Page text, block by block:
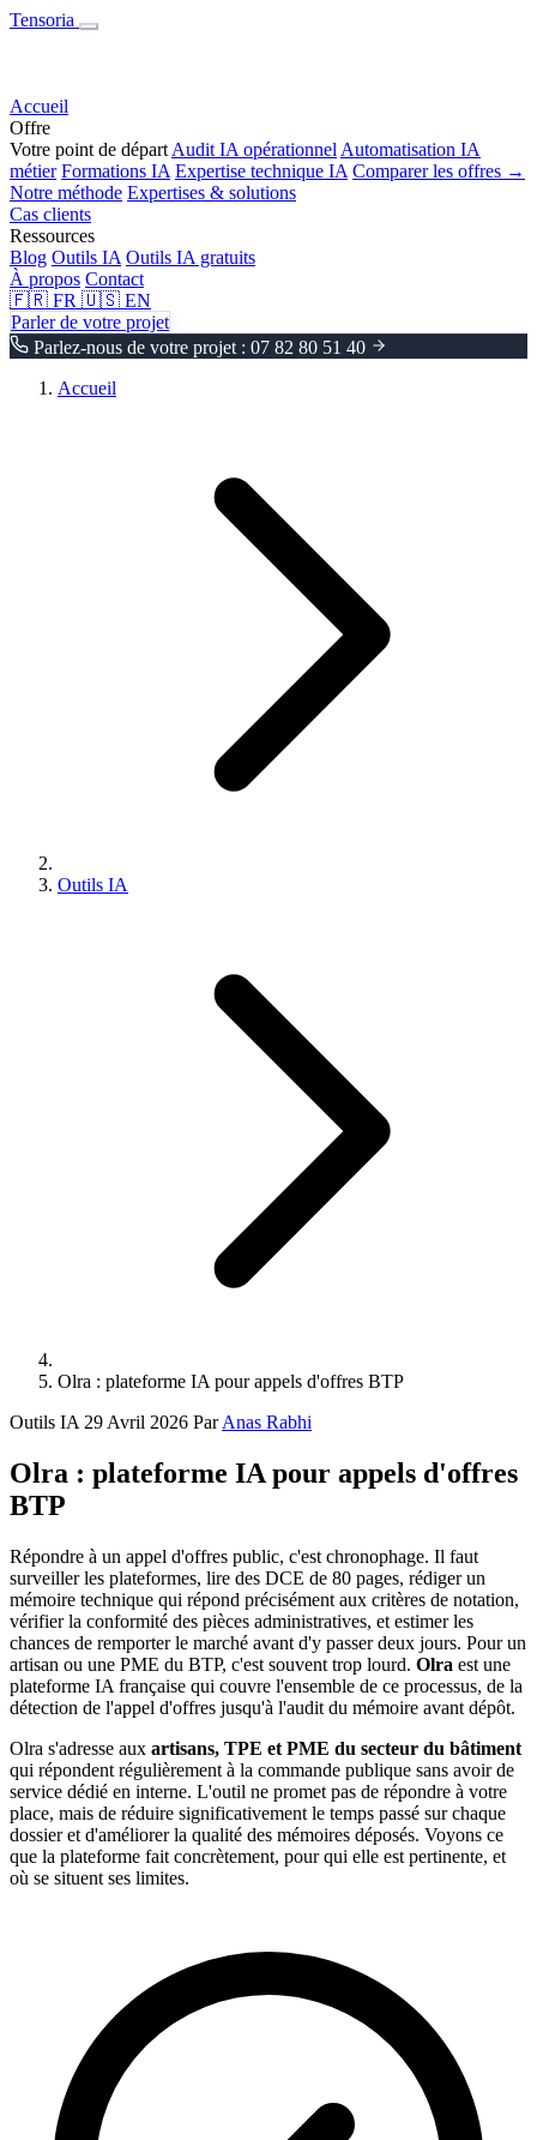
Tensoria
Accueil
Offre
Votre point de départ Audit IA opérationnel Automatisation IA
métier Formations IA Expertise technique IA Comparer les offres →
Notre méthode Expertises & solutions
Cas clients
Ressources
Blog Outils IA Outils IA gratuits
À propos Contact
🇫🇷 FR 🇺🇸 EN
Parler de votre projet
Parlez-nous de votre projet : 07 82 80 51 40
Accueil
Outils IA
Olra : plateforme IA pour appels d'offres BTP
Outils IA 29 Avril 2026 ParAnas Rabhi
Olra : plateforme IA pour appels d'offres
BTP
Répondre à un appel d'offres public, c'est chronophage. Il faut
surveiller les plateformes, lire des DCE de 80 pages, rédiger un
mémoire technique qui répond précisément aux critères de notation,
vérifier la conformité des pièces administratives, et estimer les
chances de remporter le marché avant d'y passer deux jours. Pour un
artisan ou une PME du BTP, c'est souvent trop lourd. Olra est une
plateforme IA française qui couvre l'ensemble de ce processus, de la
détection de l'appel d'offres jusqu'à l'audit du mémoire avant dépôt.
Olra s'adresse aux artisans, TPE et PME du secteur du bâtiment
qui répondent régulièrement à la commande publique sans avoir de
service dédié en interne. L'outil ne promet pas de répondre à votre
place, mais de réduire significativement le temps passé sur chaque
dossier et d'améliorer la qualité des mémoires déposés. Voyons ce
que la plateforme fait concrètement, pour qui elle est pertinente, et
où se situent ses limites.